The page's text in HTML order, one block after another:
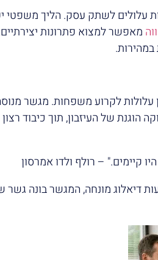
עלולים לשתק עסק. הליך משפטי
מאפשר למצוא פתרונות
עלולות לקרוע משפחות. מגשר
הוגנת של העיזבון, תוך כיבוד
קיימים." – רולף ולדו אמרסון
דיאלוג מונחה, המגשר בונה גשר